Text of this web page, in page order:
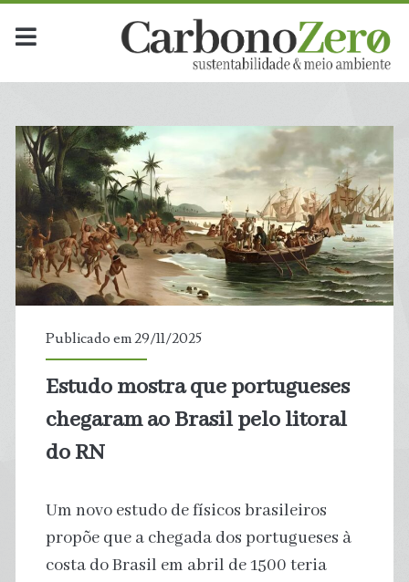
Publicado em 29/11/2025
Estudo mostra que portugueses
chegaram ao Brasil pelo litoral
do RN
Um novo estudo de físicos brasileiros
propõe que a chegada dos portugueses à
costa do Brasil em abril de 1500 teria